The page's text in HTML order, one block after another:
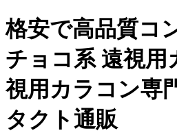
格安で高品質コ
チョコ系 遠視
視用カラコン専
タクト通販